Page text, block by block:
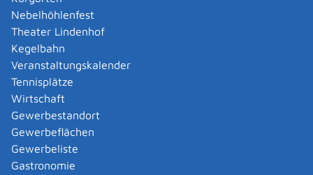
Nebelhöhlenfest
Theater Lindenhof
Kegelbahn
Veranstaltungskalender
Tennisplätze
Wirtschaft
Gewerbestandort
Gewerbeflächen
Gewerbeliste
Gastronomie
Rentenversicherung gezahlt, lediglich wenn kein
Nachweis über die Elterneigenschaft vorliegt, wird vom
Übergangsgeld der Beitragszuschlag zur sozialen
Pflegeversicherung abgezogen.
Wird die Elterneigenschaft innerhalb von drei Monaten
nach Erteilung des Übergangsgeldbescheides
nachgewiesen , erfolgt eine rückwirkende
Neuberechnung des Übergangsgeldes, ansonsten kann
die Neuberechnung erst nach dem Monat erfolgen, in
dem der Nachweis der Elterneigenschaft erbracht wird.